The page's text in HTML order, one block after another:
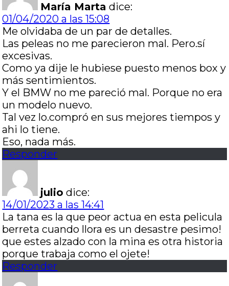
María Marta dice:
01/04/2020 a las 15:08
Me olvidaba de un par de detalles.
Las peleas no me parecieron mal. Pero.sí
excesivas.
Como ya dije le hubiese puesto menos box y
más sentimientos.
Y el BMW no me pareció mal. Porque no era
un modelo nuevo.
Tal vez lo.compró en sus mejores tiempos y
ahi lo tiene.
Eso, nada más.
Responder
julio dice:
14/01/2023 a las 14:41
La tana es la que peor actua en esta pelicula
berreta cuando llora es un desastre pesimo!
que estes alzado con la mina es otra historia
porque trabaja como el ojete!
Responder